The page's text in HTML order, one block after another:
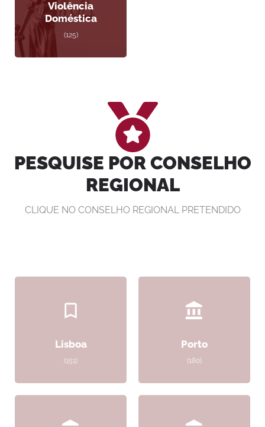
Violência
Doméstica
(125)
PESQUISE POR CONSELHO
REGIONAL
CLIQUE NO CONSELHO REGIONAL PRETENDIDO
Lisboa
(151)
Porto
(180)